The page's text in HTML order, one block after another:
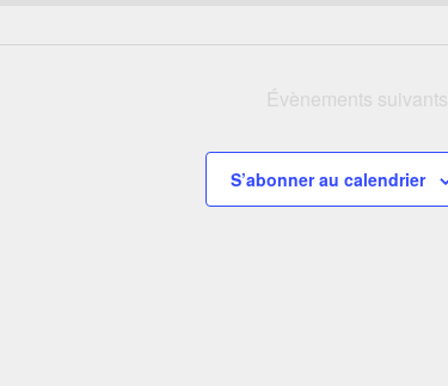
Évènements suivants
S’abonner au calendrier